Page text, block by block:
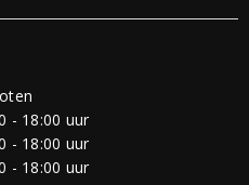
- 18:00 uur
- 18:00 uur
- 18:00 uur